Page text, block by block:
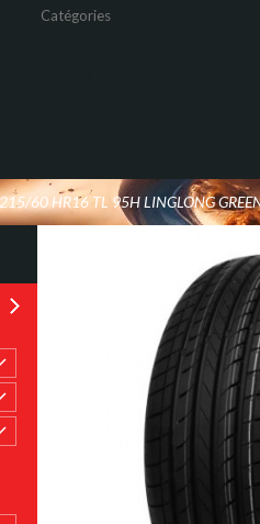
Catégories
215/60 HR16 TL 95H LINGLONG
ROULAGE À PLAT